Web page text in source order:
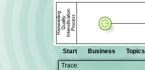
Start Business Topics
Trace: